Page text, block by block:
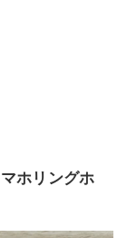
ホリングホ